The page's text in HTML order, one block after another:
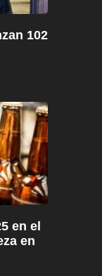
102
en el
en